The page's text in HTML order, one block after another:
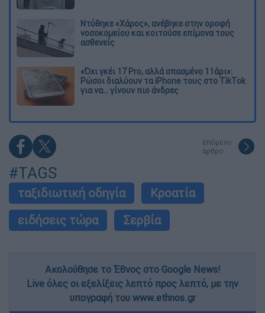
Ντύθηκε «Χάρος», ανέβηκε στην οροφή
νοσοκομείου και κοιτούσε επίμονα τους
ασθενείς
«Όχι γκέι 17 Pro, αλλά σπασμένο 11άρι»:
Ρώσοι διαλύουν τα iPhone τους στο TikTok
για να... γίνουν πιο άνδρες
επόμενο
άρθρο
#TAGS
ταξιδιωτική οδηγία
Κροατία
ειδήσεις τώρα
Σερβία
Ακολούθησε το Έθνος στο Google News!
Live όλες οι εξελίξεις λεπτό προς λεπτό, με την
υπογραφή του www.ethnos.gr